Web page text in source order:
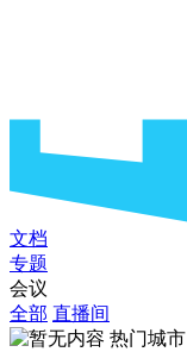
文档
专题
会议
全部 直播间
热门城市